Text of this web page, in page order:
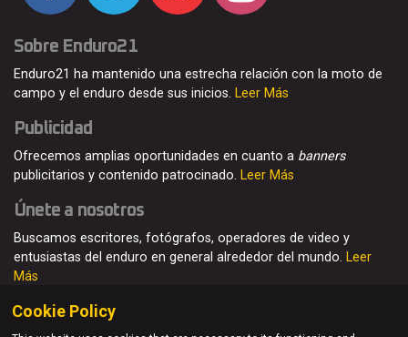
Sobre Enduro21
Enduro21 ha mantenido una estrecha relación con la moto de
campo y el enduro desde sus inicios. Leer Más
Publicidad
Ofrecemos amplias oportunidades en cuanto a banners
publicitarios y contenido patrocinado. Leer Más
Únete a nosotros
Buscamos escritores, fotógrafos, operadores de video y
entusiastas del enduro en general alrededor del mundo. Leer
Más
Cookie Policy